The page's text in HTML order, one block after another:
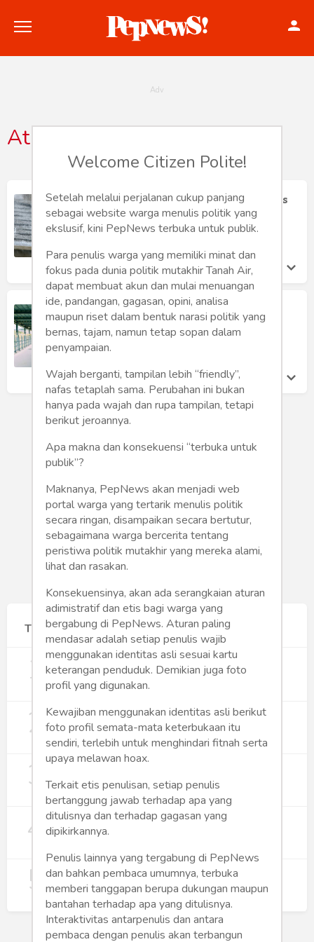
Hankam
Internasional
Bisnis
Humaniora
Sketsa
Tekno
Gaya
Wisata
Wanita
Atap
Cara Atasi Atap Bocor karena Rembes
dan Retak
Naomi Tehillah
Apa Itu Atap Spandek? Mengapa
Banyak Orang Menggunakannya?
Jesslyn Mavella
Jumat 5 Nov, 2021
Terpopuler
1 Gerakan Sehat Berbasis Pesantren:
Pengabdian Masyarakat Prodi Spesialis
Keperawatan Medikal Bedah UNIMUS di
Semarang
352
2 MBG dan Perannya dalam Perluasan
Lapangan Kerja
274
3 Digitalisasi Koperasi Merah Putih Buka
Peluang Ekonomi Baru di Desa
4 Rumah Subsidi dan Upaya Negara
Wujudkan Hunian Inklusif
5 Koperasi Merah Putih Didorong untuk
Perluas Distribusi Manfaat APBN
Welcome Citizen Polite!
Setelah melalui perjalanan cukup panjang
sebagai website warga menulis politik yang
ekslusif, kini PepNews terbuka untuk publik.
Para penulis warga yang memiliki minat dan
fokus pada dunia politik mutakhir Tanah Air,
dapat membuat akun dan mulai menuangan
ide, pandangan, gagasan, opini, analisa
maupun riset dalam bentuk narasi politik yang
bernas, tajam, namun tetap sopan dalam
penyampaian.
Wajah berganti, tampilan lebih “friendly”,
nafas tetaplah sama. Perubahan ini bukan
hanya pada wajah dan rupa tampilan, tetapi
berikut jeroannya.
Apa makna dan konsekuensi “terbuka untuk
publik”?
Maknanya, PepNews akan menjadi web
portal warga yang tertarik menulis politik
secara ringan, disampaikan secara bertutur,
sebagaimana warga bercerita tentang
peristiwa politik mutakhir yang mereka alami,
lihat dan rasakan.
Konsekuensinya, akan ada serangkaian aturan
adimistratif dan etis bagi warga yang
bergabung di PepNews. Aturan paling
mendasar adalah setiap penulis wajib
menggunakan identitas asli sesuai kartu
keterangan penduduk. Demikian juga foto
profil yang digunakan.
Kewajiban menggunakan identitas asli berikut
foto profil semata-mata keterbukaan itu
sendiri, terlebih untuk menghindari fitnah serta
upaya melawan hoax.
Terkait etis penulisan, setiap penulis
bertanggung jawab terhadap apa yang
ditulisnya dan terhadap gagasan yang
dipikirkannya.
Penulis lainnya yang tergabung di PepNews
dan bahkan pembaca umumnya, terbuka
memberi tanggapan berupa dukungan maupun
bantahan terhadap apa yang ditulisnya.
Interaktivitas antarpenulis dan antara
pembaca dengan penulis akan terbangun